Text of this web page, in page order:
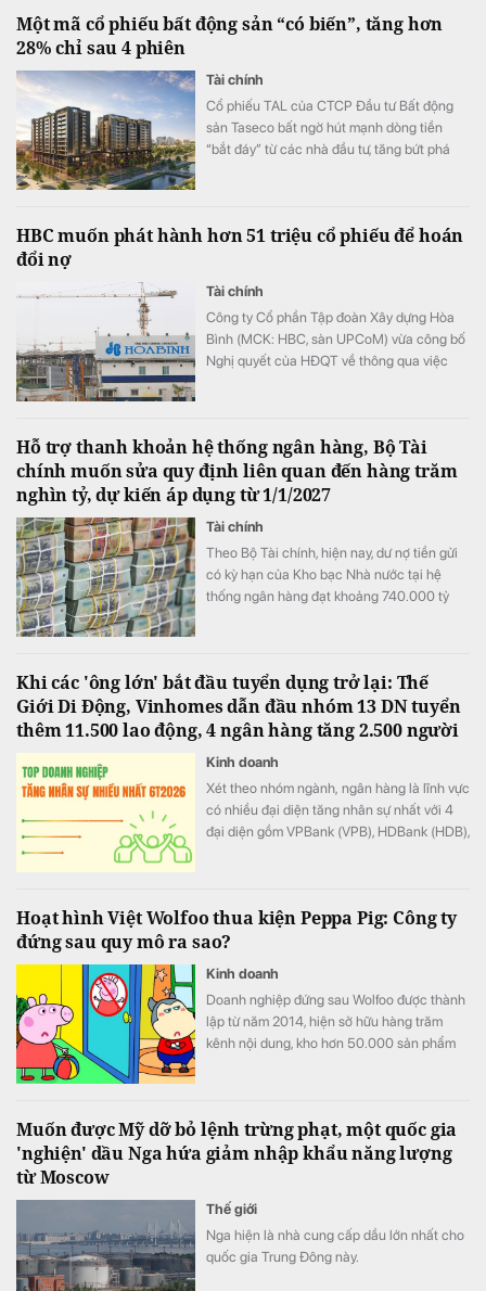
Một mã cổ phiếu bất động sản “có biến”, tăng hơn
28% chỉ sau 4 phiên
Tài chính
Cổ phiếu TAL của CTCP Đầu tư Bất động
sản Taseco bất ngờ hút mạnh dòng tiền
“bắt đáy” từ các nhà đầu tư, tăng bứt phá
HBC muốn phát hành hơn 51 triệu cổ phiếu để hoán
đổi nợ
Tài chính
Công ty Cổ phần Tập đoàn Xây dựng Hòa
Bình (MCK: HBC, sàn UPCoM) vừa công bố
Nghị quyết của HĐQT về thông qua việc
Hỗ trợ thanh khoản hệ thống ngân hàng, Bộ Tài
chính muốn sửa quy định liên quan đến hàng trăm
nghìn tỷ, dự kiến áp dụng từ 1/1/2027
Tài chính
Theo Bộ Tài chính, hiện nay, dư nợ tiền gửi
có kỳ hạn của Kho bạc Nhà nước tại hệ
thống ngân hàng đạt khoảng 740.000 tỷ
Khi các 'ông lớn' bắt đầu tuyển dụng trở lại: Thế
Giới Di Động, Vinhomes dẫn đầu nhóm 13 DN tuyển
thêm 11.500 lao động, 4 ngân hàng tăng 2.500 người
Kinh doanh
Xét theo nhóm ngành, ngân hàng là lĩnh vực
có nhiều đại diện tăng nhân sự nhất với 4
đại diện gồm VPBank (VPB), HDBank (HDB),
Hoạt hình Việt Wolfoo thua kiện Peppa Pig: Công ty
đứng sau quy mô ra sao?
Kinh doanh
Doanh nghiệp đứng sau Wolfoo được thành
lập từ năm 2014, hiện sở hữu hàng trăm
kênh nội dung, kho hơn 50.000 sản phẩm
Muốn được Mỹ dỡ bỏ lệnh trừng phạt, một quốc gia
'nghiện' dầu Nga hứa giảm nhập khẩu năng lượng
từ Moscow
Thế giới
Nga hiện là nhà cung cấp dầu lớn nhất cho
quốc gia Trung Đông này.